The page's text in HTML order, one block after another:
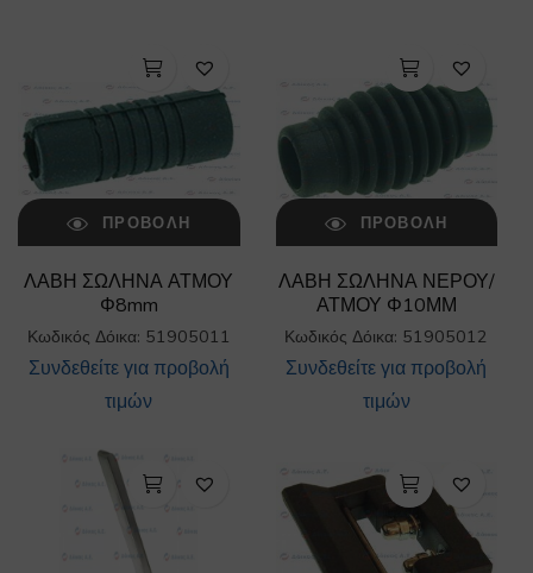
ΠΡΟΒΟΛΉ
ΛΑΒΗ ΣΩΛΗΝΑ ΑΤΜΟΥ
Φ8mm
Κωδικός Δόικα: 51905011
Συνδεθείτε για προβολή
τιμών
ΠΡΟΒΟΛΉ
ΛΑΒΗ ΣΩΛΗΝΑ ΝΕΡΟΥ/
ΑΤΜΟΥ Φ10ΜΜ
Κωδικός Δόικα: 51905012
Συνδεθείτε για προβολή
τιμών